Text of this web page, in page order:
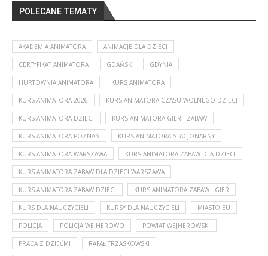
POLECANE TEMATY
AKADEMIA ANIMATORA ANIMACJE DLA DZIECI
CERTYFIKAT ANIMATORA GDAŃSK GDYNIA
HURTOWNIA ANIMATORA KURS ANIMATORA
KURS ANIMATORA 2026 KURS ANIMATORA CZASU WOLNEGO DZIECI
KURS ANIMATORA DZIECI KURS ANIMATORA GIER I ZABAW
KURS ANIMATORA POZNAŃ KURS ANIMATORA STACJONARNY
KURS ANIMATORA WARSZAWA KURS ANIMATORA ZABAW DLA DZIECI
KURS ANIMATORA ZABAW DLA DZIECI WARSZAWA
KURS ANIMATORA ZABAW DZIECI KURS ANIMATORA ZABAW I GIER
KURS DLA NAUCZYCIELI KURSY DLA NAUCZYCIELI MIASTO.EU
POLICJA POLICJA WEJHEROWO POWIAT WEJHEROWSKI
PRACA Z DZIEĆMI RAFAŁ TRZASKOWSKI